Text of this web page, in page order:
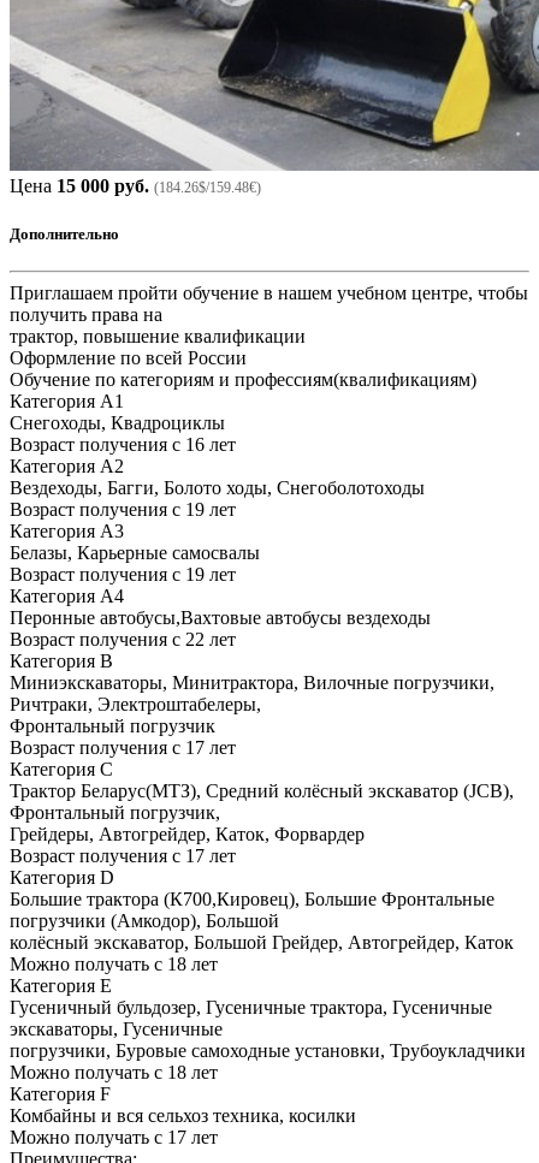
Цена 15 000 руб. (184.26$/159.48€)
Дополнительно
Приглашаем пройти обучение в нашем учебном центре, чтобы
получить права на
трактор, повышение квалификации
Оформление по всей России
Обучение по категориям и профессиям(квалификациям)
Категория А1
Снегоходы, Квадроциклы
Возраст получения с 16 лет
Категория А2
Вездеходы, Багги, Болото ходы, Снегоболотоходы
Возраст получения с 19 лет
Категория А3
Белазы, Карьерные самосвалы
Возраст получения с 19 лет
Категория А4
Перонные автобусы,Вахтовые автобусы вездеходы
Возраст получения с 22 лет
Категория В
Миниэкскаваторы, Минитрактора, Вилочные погрузчики,
Ричтраки, Электроштабелеры,
Фронтальный погрузчик
Возраст получения с 17 лет
Категория С
Трактор Беларус(МТЗ), Средний колёсный экскаватор (JCB),
Фронтальный погрузчик,
Грейдеры, Автогрейдер, Каток, Форвардер
Возраст получения с 17 лет
Категория D
Большие трактора (К700,Кировец), Большие Фронтальные
погрузчики (Амкодор), Большой
колёсный экскаватор, Большой Грейдер, Автогрейдер, Каток
Можно получать с 18 лет
Категория Е
Гусеничный бульдозер, Гусеничные трактора, Гусеничные
экскаваторы, Гусеничные
погрузчики, Буровые самоходные установки, Трубоукладчики
Можно получать с 18 лет
Категория F
Комбайны и вся сельхоз техника, косилки
Можно получать с 17 лет
Преимущества: